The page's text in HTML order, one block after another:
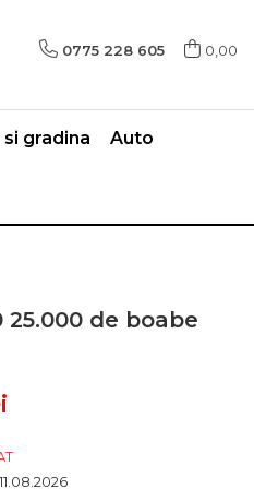
0775 228 605 0,00
si gradina Auto
de boabe